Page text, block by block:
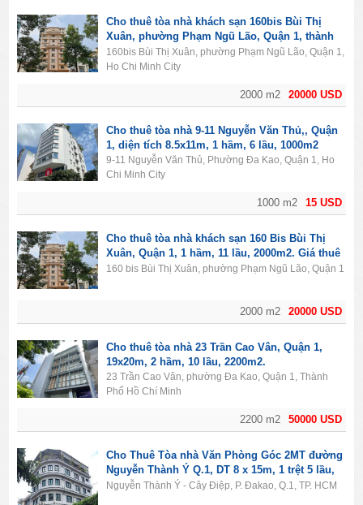
20000 USD
2000 m2
Cho thuê tòa nhà khách sạn 160bis Bùi Thị
Xuân, phường Phạm Ngũ Lão, Quận 1, thành
phố Hồ Chí Minh. Diện tích 2000m2, 1 hầm, 11
lầu, 50PN.
160bis Bùi Thị Xuân, phường Phạm Ngũ Lão, Quận 1,
Ho Chi Minh City
15 USD
1000 m2
Cho thuê tòa nhà 9-11 Nguyễn Văn Thủ,, Quận
1, diện tích 8.5x11m, 1 hầm, 6 lầu, 1000m2
9-11 Nguyễn Văn Thủ, Phường Đa Kao, Quận 1, Ho
Chi Minh City
20000 USD
2000 m2
Cho thuê tòa nhà khách sạn 160 Bis Bùi Thị
Xuân, Quận 1, 1 hầm, 11 lầu, 2000m2. Giá thuê
20.000$/tháng.
160 bis Bùi Thị Xuân, phường Phạm Ngũ Lão, Quận 1
50000 USD
2200 m2
Cho thuê tòa nhà 23 Trần Cao Vân, Quận 1,
19x20m, 2 hầm, 10 lầu, 2200m2.
23 Trần Cao Vân, phường Đa Kao, Quận 1, Thành
Phố Hồ Chí Minh
Cho Thuê Tòa nhà Văn Phòng Góc 2MT đường
Nguyễn Thành Ý Q.1, DT 8 x 15m, 1 trệt 5 lầu,
Giá 4700usd
Nguyễn Thành Ý - Cây Điệp, P. Đakao, Q.1, TP. HCM